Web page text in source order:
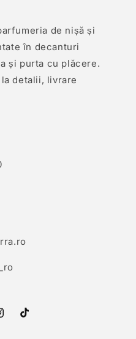
de nișă și
în decanturi
și purta cu plăcere.
detalii, livrare
TikTok